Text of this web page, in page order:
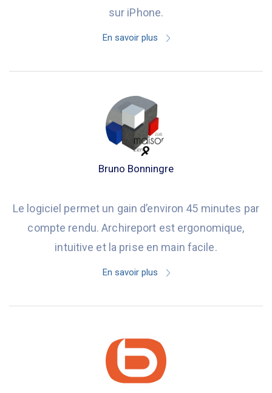
sur iPhone.
En savoir plus
Bruno Bonningre
Le logiciel permet un gain d’environ 45 minutes par
compte rendu. Archireport est ergonomique,
intuitive et la prise en main facile.
En savoir plus